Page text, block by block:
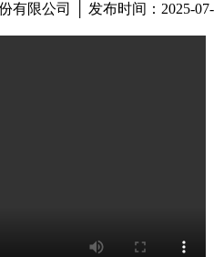
有限公司 │ 发布时间：2025-07-